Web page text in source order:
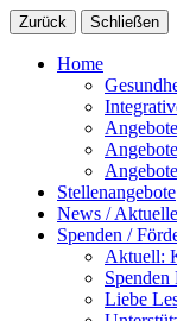
Zurück Schließen
Home
Stellenangebote
News /
Spenden /
Aktuell:
Liebe